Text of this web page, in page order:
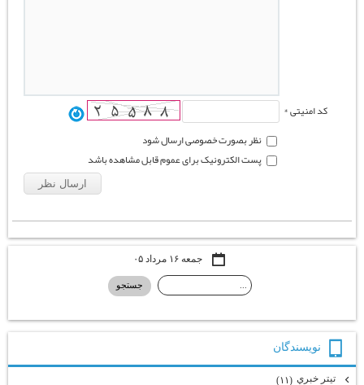
کد امنیتی *
نظر بصورت خصوصی ارسال شود
پست الکترونیک برای عموم قابل مشاهده باشد
جمعه ۱۶ مرداد ۰۵
نويسندگان
تيتر خبري(۱۱)